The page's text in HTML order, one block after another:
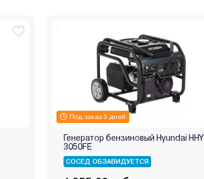
Под заказ 5 дней
Генератор бензиновый Hyundai HHY
3050FE
СОСЕД ОБЗАВИДУЕТСЯ